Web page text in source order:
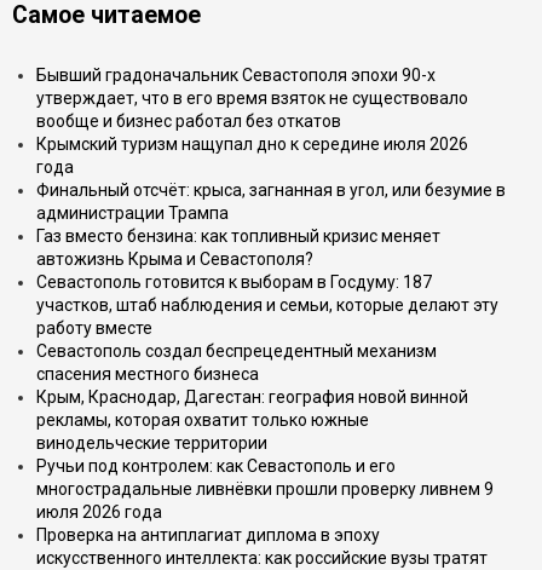
Самое читаемое
Бывший градоначальник Севастополя эпохи 90-х
утверждает, что в его время взяток не существовало
вообще и бизнес работал без откатов
Крымский туризм нащупал дно к середине июля 2026
года
Финальный отсчёт: крыса, загнанная в угол, или безумие в
администрации Трампа
Газ вместо бензина: как топливный кризис меняет
автожизнь Крыма и Севастополя?
Севастополь готовится к выборам в Госдуму: 187
участков, штаб наблюдения и семьи, которые делают эту
работу вместе
Севастополь создал беспрецедентный механизм
спасения местного бизнеса
Крым, Краснодар, Дагестан: география новой винной
рекламы, которая охватит только южные
винодельческие территории
Ручьи под контролем: как Севастополь и его
многострадальные ливнёвки прошли проверку ливнем 9
июля 2026 года
Проверка на антиплагиат диплома в эпоху
искусственного интеллекта: как российские вузы тратят